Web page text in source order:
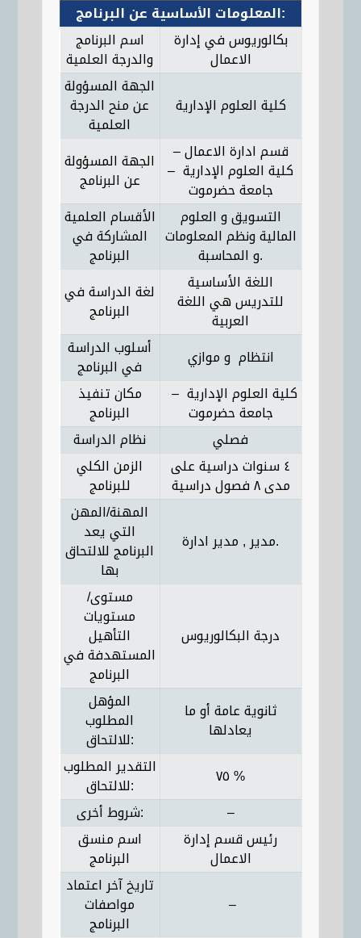
المعلومات الأساسية عن البرنامج:
اسم البرنامج
والدرجة العلمية
بكالوريوس في إدارة
الاعمال
الجهة المسؤولة
عن منح الدرجة
العلمية
كلية العلوم الإدارية
الجهة المسؤولة
عن البرنامج
قسم ادارة الاعمال –
كلية العلوم الإدارية ‏ –
جامعة حضرموت
الأقسام العلمية
المشاركة في
البرنامج
التسويق و العلوم
المالية ونظم المعلومات
و المحاسبة.
لغة الدراسة في
البرنامج
اللغة الأساسية
للتدريس هي اللغة
العربية
أسلوب الدراسة
في البرنامج
انتظام و موازي
مكان تنفيذ
البرنامج
جامعة حضرموت
نظام الدراسة
فصلي
الزمن الكلي
للبرنامج
٤ سنوات دراسية على
مدى ٨ فصول دراسية
المهنة/المهن
التي يعد
البرنامج للالتحاق
بها
مدير , مدير ادارة.
مستوى/
مستويات
التأهيل
المستهدفة في
البرنامج
درجة البكالوريوس
المؤهل
المطلوب
للالتحاق:
ثانوية عامة أو ما
يعادلها
التقدير المطلوب
للالتحاق:
٧٥ %
شروط أخرى:
–
اسم منسق
البرنامج
رئيس قسم إدارة
الاعمال
تاريخ آخر اعتماد
مواصفات
البرنامج
–